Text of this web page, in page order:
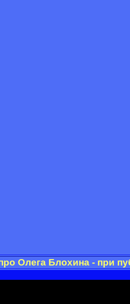
Олега Блохина - при